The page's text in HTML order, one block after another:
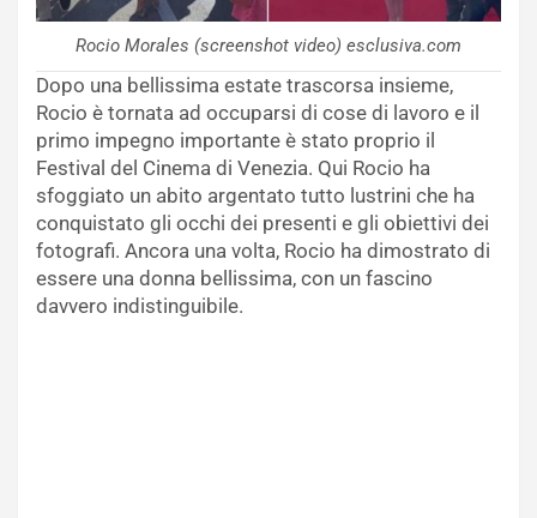
Rocio Morales (screenshot video) esclusiva.com
Dopo una bellissima estate trascorsa insieme,
Rocio è tornata ad occuparsi di cose di lavoro e il
primo impegno importante è stato proprio il
Festival del Cinema di Venezia. Qui Rocio ha
sfoggiato un abito argentato tutto lustrini che ha
conquistato gli occhi dei presenti e gli obiettivi dei
fotografi. Ancora una volta, Rocio ha dimostrato di
essere una donna bellissima, con un fascino
davvero indistinguibile.